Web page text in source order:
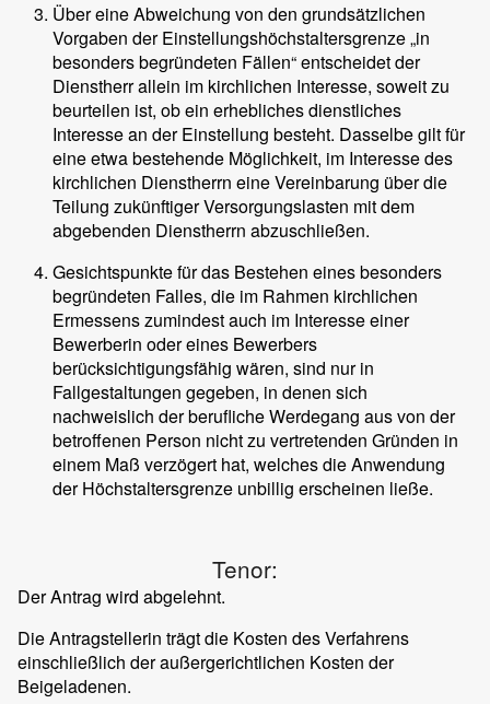
Über eine Abweichung von den grundsätzlichen
Vorgaben der Einstellungshöchstaltersgrenze „in
besonders begründeten Fällen“ entscheidet der
Dienstherr allein im kirchlichen Interesse, soweit zu
beurteilen ist, ob ein erhebliches dienstliches
Interesse an der Einstellung besteht. Dasselbe gilt für
eine etwa bestehende Möglichkeit, im Interesse des
kirchlichen Dienstherrn eine Vereinbarung über die
Teilung zukünftiger Versorgungslasten mit dem
abgebenden Dienstherrn abzuschließen.
Gesichtspunkte für das Bestehen eines besonders
begründeten Falles, die im Rahmen kirchlichen
Ermessens zumindest auch im Interesse einer
Bewerberin oder eines Bewerbers
berücksichtigungsfähig wären, sind nur in
Fallgestaltungen gegeben, in denen sich
nachweislich der berufliche Werdegang aus von der
betroffenen Person nicht zu vertretenden Gründen in
einem Maß verzögert hat, welches die Anwendung
der Höchstaltersgrenze unbillig erscheinen ließe.
Tenor:
Der Antrag wird abgelehnt.
Die Antragstellerin trägt die Kosten des Verfahrens
einschließlich der außergerichtlichen Kosten der
Beigeladenen.